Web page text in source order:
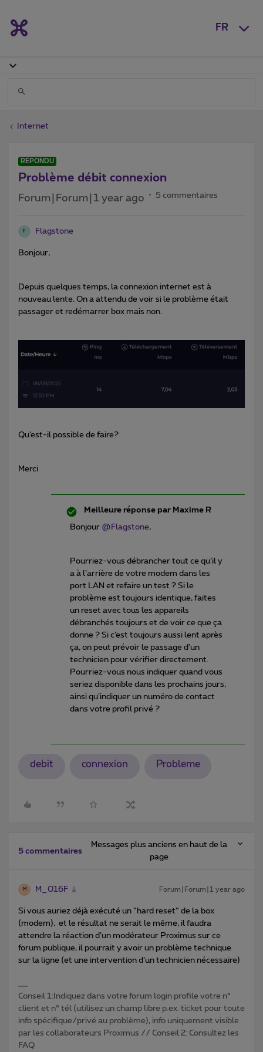
FR
Internet
RÉPONDU
Problème débit connexion
Forum|Forum|1 year ago 5 commentaires
F Flagstone
Bonjour,
Depuis quelques temps, la connexion internet est à
nouveau lente. On a attendu de voir si le problème était
passager et redémarrer box mais non.
Qu’est-il possible de faire?
Merci
Meilleure réponse par Maxime R
Bonjour ​ @Flagstone,
Pourriez-vous débrancher tout ce qu’il y
a à l’arrière de votre modem dans les
port LAN et refaire un test ? Si le
problème est toujours identique, faites
un reset avec tous les appareils
débranchés toujours et de voir ce que ça
donne ? Si c’est toujours aussi lent après
ça, on peut prévoir le passage d’un
technicien pour vérifier directement.
Pourriez-vous nous indiquer quand vous
seriez disponible dans les prochains jours,
ainsi qu’indiquer un numéro de contact
dans votre profil privé ?
debit connexion Probleme
5 commentaires
Messages plus anciens en haut de la
page
M M_016F Forum|Forum|1 year ago
Si vous auriez déjà exécuté un “hard reset” de la box
(modem), et le résultat ne serait le même, il faudra
attendre la réaction d’un modérateur Proximus sur ce
forum publique, il pourrait y avoir un problème technique
sur la ligne (et une intervention d’un technicien nécessaire)
Conseil 1:Indiquez dans votre forum login profile votre n°
client et n° tél (utilisez un champ libre p.ex. ticket pour toute
info spécifique/privé au problème), info uniquement visible
par les collaborateurs Proximus // Conseil 2: Consultez les
FAQ